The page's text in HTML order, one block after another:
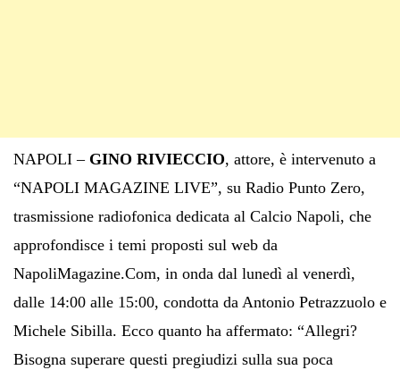
NAPOLI – GINO RIVIECCIO, attore, è intervenuto a
“NAPOLI MAGAZINE LIVE”, su Radio Punto Zero,
trasmissione radiofonica dedicata al Calcio Napoli, che
approfondisce i temi proposti sul web da
NapoliMagazine.Com, in onda dal lunedì al venerdì,
dalle 14:00 alle 15:00, condotta da Antonio Petrazzuolo e
Michele Sibilla. Ecco quanto ha affermato: “Allegri?
Bisogna superare questi pregiudizi sulla sua poca